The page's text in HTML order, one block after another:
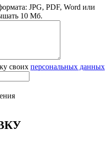
JPG, PDF, Word или
10 Мб.
своих персональных данных